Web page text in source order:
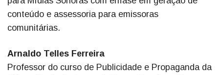
conteúdo e assessoria para emissoras
comunitárias.
Arnaldo Telles Ferreira
Professor do curso de Publicidade e Propaganda da